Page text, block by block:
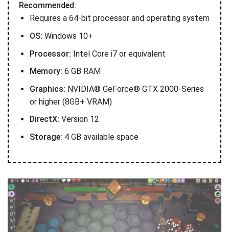
Recommended:
Requires a 64-bit processor and operating system
OS: Windows 10+
Processor: Intel Core i7 or equivalent
Memory: 6 GB RAM
Graphics: NVIDIA® GeForce® GTX 2000-Series
or higher (8GB+ VRAM)
DirectX: Version 12
Storage: 4 GB available space